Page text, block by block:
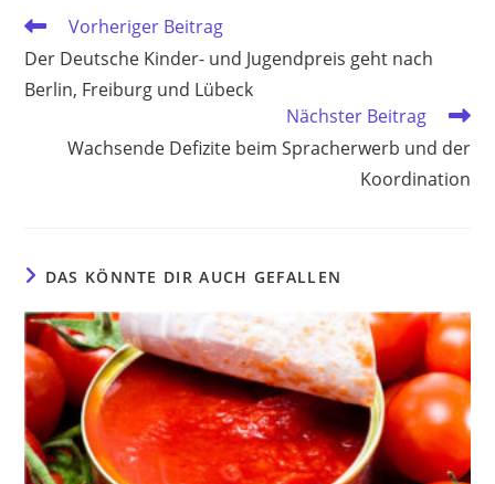
Weitere
ansehen
Vorheriger Beitrag
Der Deutsche Kinder- und Jugendpreis geht nach
Berlin, Freiburg und Lübeck
Nächster Beitrag
Wachsende Defizite beim Spracherwerb und der
Koordination
DAS KÖNNTE DIR AUCH GEFALLEN